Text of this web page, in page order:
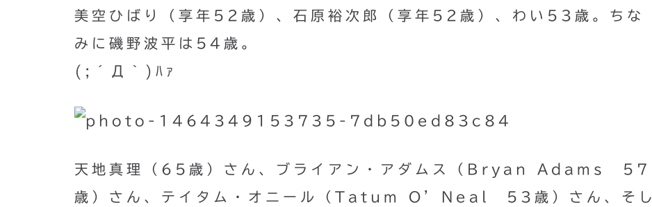
美空ひばり（享年52歳）、石原裕次郎（享年52歳）、わい53歳。ちな
みに磯野波平は54歳。
(;´Д｀)ﾊｧ
天地真理（65歳）さん、ブライアン・アダムス（Bryan Adams 57
歳）さん、テイタム・オニール（Tatum O’Neal 53歳）さん、そし